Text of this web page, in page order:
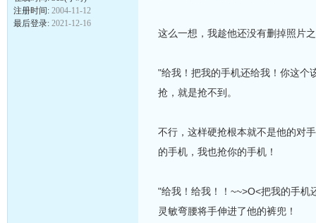
注册时间: 2004-11-12
最后登录: 2021-12-16
这么一想，我趁他还没有删掉照片
"给我！把我的手机还给我！你这个
抢，就是抢不到。
不行，这样硬抢根本就不是他的对
的手机，我也抢你的手机！
"给我！给我！！~~>O<把我的手机
灵敏弯腰将手伸进了他的裤兜！